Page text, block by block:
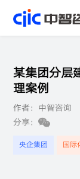
服务
行业
资源
某集团分层
理案例
作者：中智咨询
分享：
央企集团 国际